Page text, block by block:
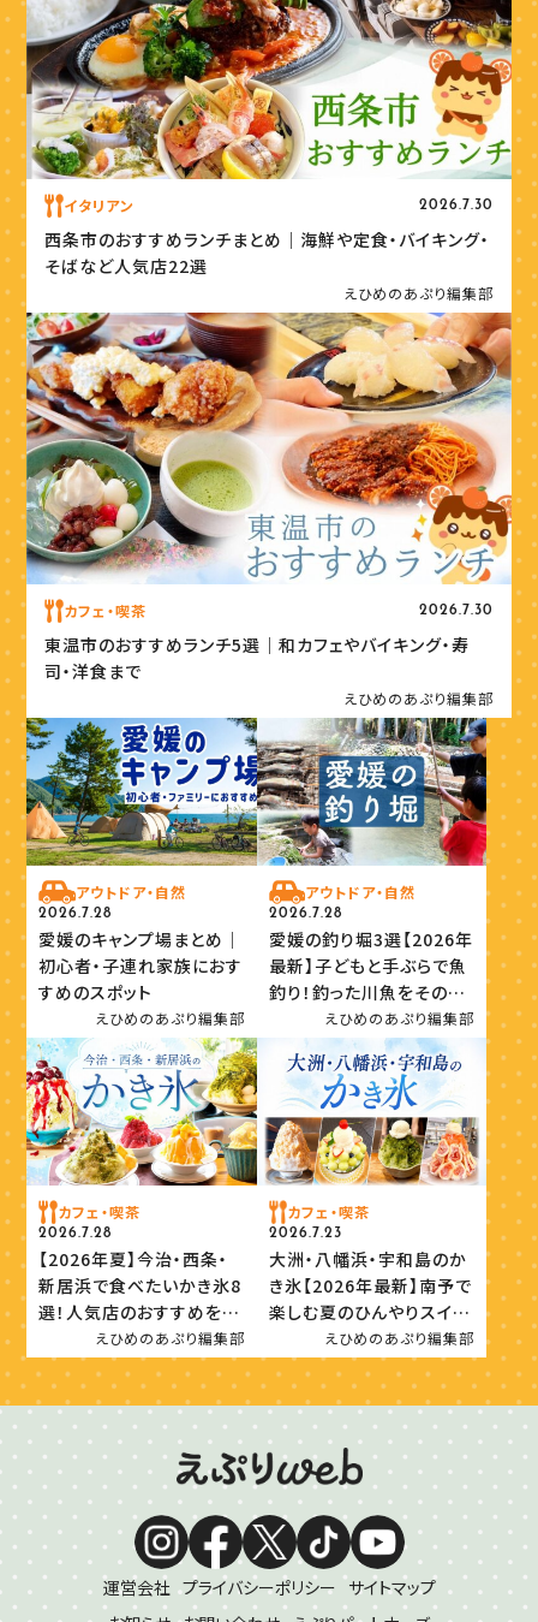
イタリアン 2026.7.30
西条市のおすすめランチまとめ｜海鮮や定食・バイキング・
そばなど人気店22選
えひめのあぷり編集部
カフェ・喫茶 2026.7.30
東温市のおすすめランチ5選｜和カフェやバイキング・寿
司・洋食まで
えひめのあぷり編集部
アウトドア・自然
2026.7.28
愛媛のキャンプ場まとめ｜
初心者・子連れ家族におす
すめのスポット
えひめのあぷり編集部
アウトドア・自然
2026.7.28
愛媛の釣り堀3選【2026年
最新】子どもと手ぶらで魚
釣り！釣った川魚をその場
で味わおうえひめのあぷり編集部
カフェ・喫茶
2026.7.28
【2026年夏】今治・西条・
新居浜で食べたいかき氷8
選！人気店のおすすめを紹
えひめのあぷり編集部
カフェ・喫茶
2026.7.23
大洲・八幡浜・宇和島のか
き氷【2026年最新】南予で
楽しむ夏のひんやりスイー
えひめのあぷり編集部
運営会社 プライバシーポリシー サイトマップ